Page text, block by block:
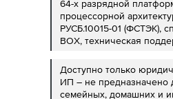
64-х разрядной
процессорной
РУСБ.10015-01 (ФСТЭК),
BOX, техническая
Доступно только
ИП – не предназначено
семейных, домашних и